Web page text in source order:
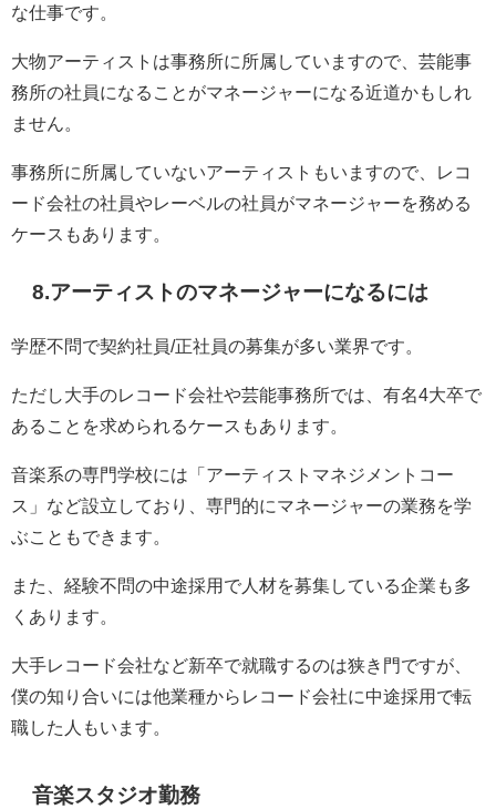
な仕事です。
大物アーティストは事務所に所属していますので、芸能事
務所の社員になることがマネージャーになる近道かもしれ
ません。
事務所に所属していないアーティストもいますので、レコ
ード会社の社員やレーベルの社員がマネージャーを務める
ケースもあります。
8.アーティストのマネージャーになるには
学歴不問で契約社員/正社員の募集が多い業界です。
ただし大手のレコード会社や芸能事務所では、有名4大卒で
あることを求められるケースもあります。
音楽系の専門学校には「アーティストマネジメントコー
ス」など設立しており、専門的にマネージャーの業務を学
ぶこともできます。
また、経験不問の中途採用で人材を募集している企業も多
くあります。
大手レコード会社など新卒で就職するのは狭き門ですが、
僕の知り合いには他業種からレコード会社に中途採用で転
職した人もいます。
音楽スタジオ勤務